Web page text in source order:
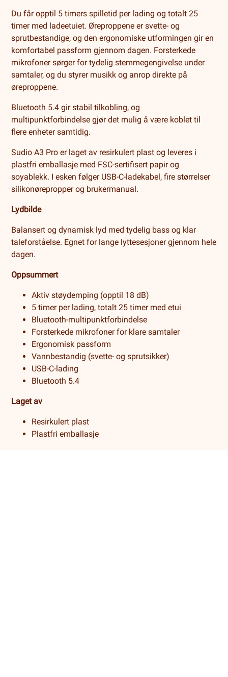
Du får opptil 5 timers spilletid per lading og totalt 25
timer med ladeetuiet. Øreproppene er svette- og
sprutbestandige, og den ergonomiske utformingen gir en
komfortabel passform gjennom dagen. Forsterkede
mikrofoner sørger for tydelig stemmegengivelse under
samtaler, og du styrer musikk og anrop direkte på
øreproppene.
Bluetooth 5.4 gir stabil tilkobling, og
multipunktforbindelse gjør det mulig å være koblet til
flere enheter samtidig.
Sudio A3 Pro er laget av resirkulert plast og leveres i
plastfri emballasje med FSC-sertifisert papir og
soyablekk. I esken følger USB-C-ladekabel, fire størrelser
silikonørepropper og brukermanual.
Lydbilde
Balansert og dynamisk lyd med tydelig bass og klar
taleforståelse. Egnet for lange lyttesesjoner gjennom hele
dagen.
Oppsummert
Aktiv støydemping (opptil 18 dB)
5 timer per lading, totalt 25 timer med etui
Bluetooth-multipunktforbindelse
Forsterkede mikrofoner for klare samtaler
Ergonomisk passform
Vannbestandig (svette- og sprutsikker)
USB-C-lading
Bluetooth 5.4
Laget av
Resirkulert plast
Plastfri emballasje